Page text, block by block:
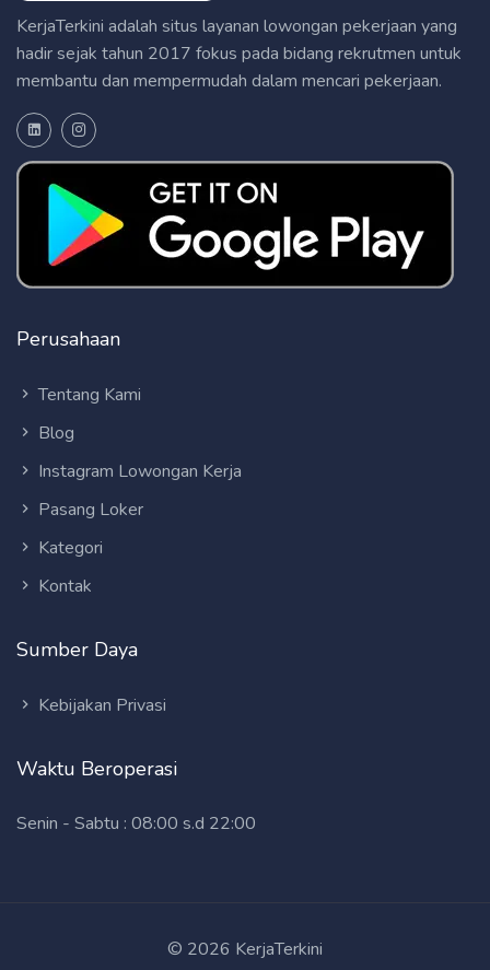
KerjaTerkini adalah situs layanan lowongan pekerjaan yang
hadir sejak tahun 2017 fokus pada bidang rekrutmen untuk
membantu dan mempermudah dalam mencari pekerjaan.
Perusahaan
Tentang Kami
Blog
Instagram Lowongan Kerja
Pasang Loker
Kategori
Kontak
Sumber Daya
Kebijakan Privasi
Waktu Beroperasi
Senin - Sabtu : 08:00 s.d 22:00
© 2026 KerjaTerkini